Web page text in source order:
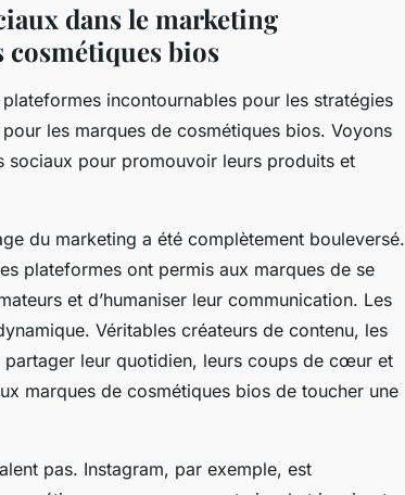
dans le marketing
cosmétiques bios
plateformes incontournables pour les stratégies
les marques de cosmétiques bios. Voyons
sociaux pour promouvoir leurs produits et
du marketing a été complètement bouleversé.
plateformes ont permis aux marques de se
et d’humaniser leur communication. Les
Véritables créateurs de contenu, les
leur quotidien, leurs coups de cœur et
marques de cosmétiques bios de toucher une
pas. Instagram, par exemple, est